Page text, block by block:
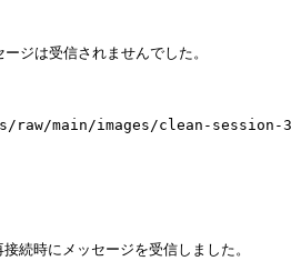
は受信されませんでした。
main/images/clean-
続時にメッセージを受信しました。